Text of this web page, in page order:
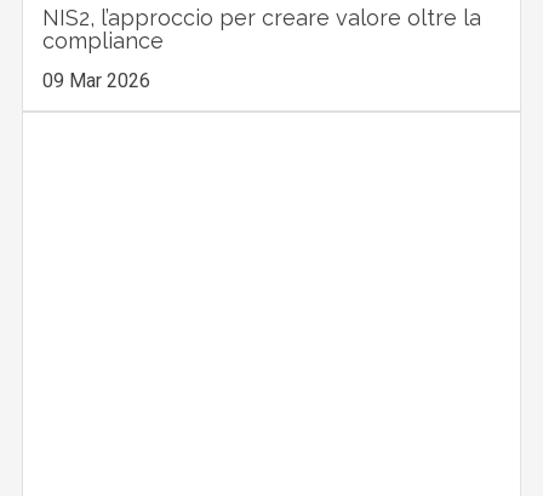
NIS2, l’approccio per creare valore oltre la
compliance
09 Mar 2026